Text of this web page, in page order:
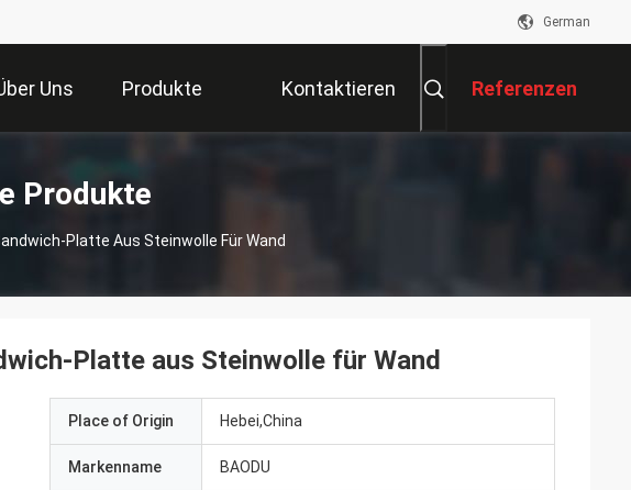
German
Uns Produkte Kontaktieren Referenzen
Produkte
Platte Aus Steinwolle Für Wand
Platte aus Steinwolle für Wand
Place of Origin Hebei,China
Markenname BAODU